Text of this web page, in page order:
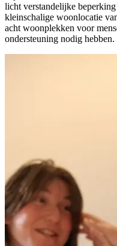
licht verstandelijke
kleinschalige woonlocatie
acht woonplekken voor
ondersteuning nodig hebben.